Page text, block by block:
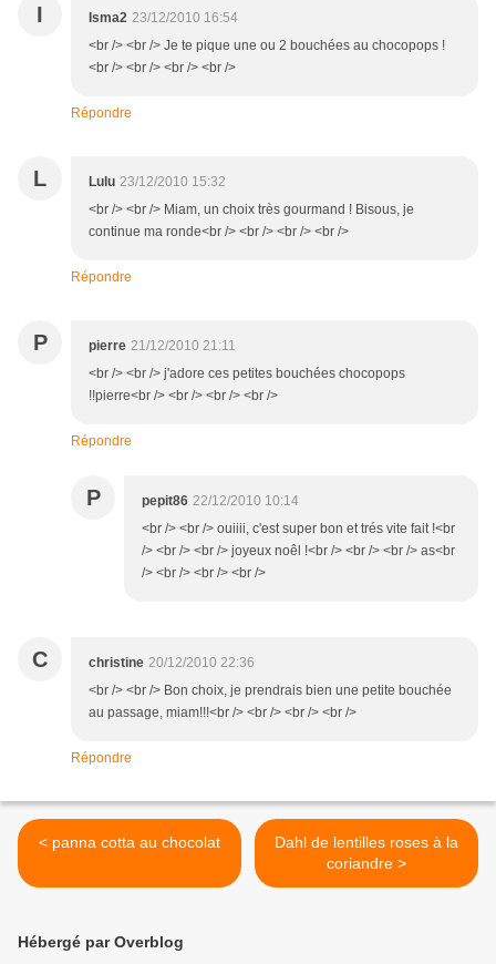
I Isma2 23/12/2010 16:54
<br /> <br /> Je te pique une ou 2 bouchées au chocopops !
<br /> <br /> <br /> <br />
Répondre
L Lulu 23/12/2010 15:32
<br /> <br /> Miam, un choix très gourmand ! Bisous, je
continue ma ronde<br /> <br /> <br /> <br />
Répondre
P pierre 21/12/2010 21:11
<br /> <br /> j'adore ces petites bouchées chocopops
!!pierre<br /> <br /> <br /> <br />
Répondre
P pepit86 22/12/2010 10:14
<br /> <br /> ouiiii, c'est super bon et trés vite fait !<br
/> <br /> <br /> joyeux noêl !<br /> <br /> <br /> as<br
/> <br /> <br /> <br />
C christine 20/12/2010 22:36
<br /> <br /> Bon choix, je prendrais bien une petite bouchée
au passage, miam!!!<br /> <br /> <br /> <br />
Répondre
< panna cotta au chocolat
Dahl de lentilles roses à la
coriandre >
Hébergé par Overblog